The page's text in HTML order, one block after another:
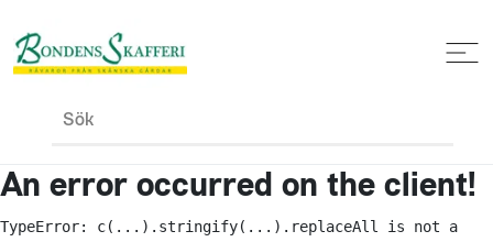
Sök
An error occurred on the client!
TypeError: c(...).stringify(...).replaceAll is not a